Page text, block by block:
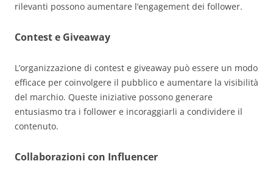
rilevanti possono aumentare l’engagement dei follower.
Contest e Giveaway
L’organizzazione di contest e giveaway può essere un modo
efficace per coinvolgere il pubblico e aumentare la visibilità
del marchio. Queste iniziative possono generare
entusiasmo tra i follower e incoraggiarli a condividere il
contenuto.
Collaborazioni con Influencer